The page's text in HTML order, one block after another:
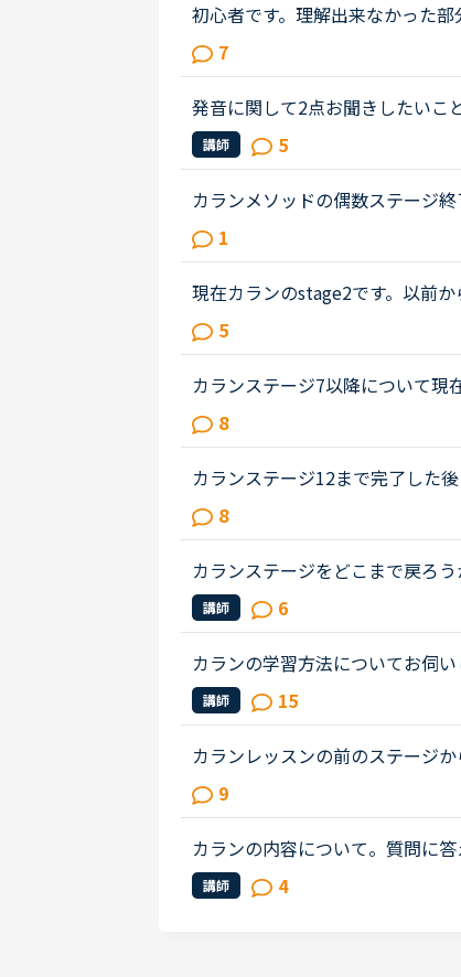
初心者です。理解出来なかった
out Gabriella's birthday party.
weekend.James How was t...
7
発音に関して2点お聞きしたいこ
いくて、0.5倍速で聴いてもどう
す。例えば、Callan7pp511if we
講師 5
カランメソッドの偶数ステージ
尋ねします。いま、ステージ６の
ージ５ではFSRも結構時間がかか
1
現在カランのstage2です。以前
とその先生が話し始めたすぐ後
先生は、質問後に私の回答を待つ
5
カランステージ7以降について現
テキストを購入してあります。
ので）私は英語を聞いても頭の中...
8
カランステージ12まで完了した
この掲示板でもいくつか伺って
だ後、いったんステージを戻って
8
カランステージをどこまで戻ろ
月を最後に、復習の時間がとれ
ジ5ではシャドーイングで講師につ
講師 6
カランの学習方法についてお伺
テキストをザーッと見て、初見
す。ですが、ステージが進むにつ
講師 15
カランレッスンの前のステージ
ついて質問です。 通常Daily
ますが、カランで新しいステージ...
9
カランの内容について。質問に
のが正解なのかと悩むことがあ
ots; they’re her boots. など...
講師 4